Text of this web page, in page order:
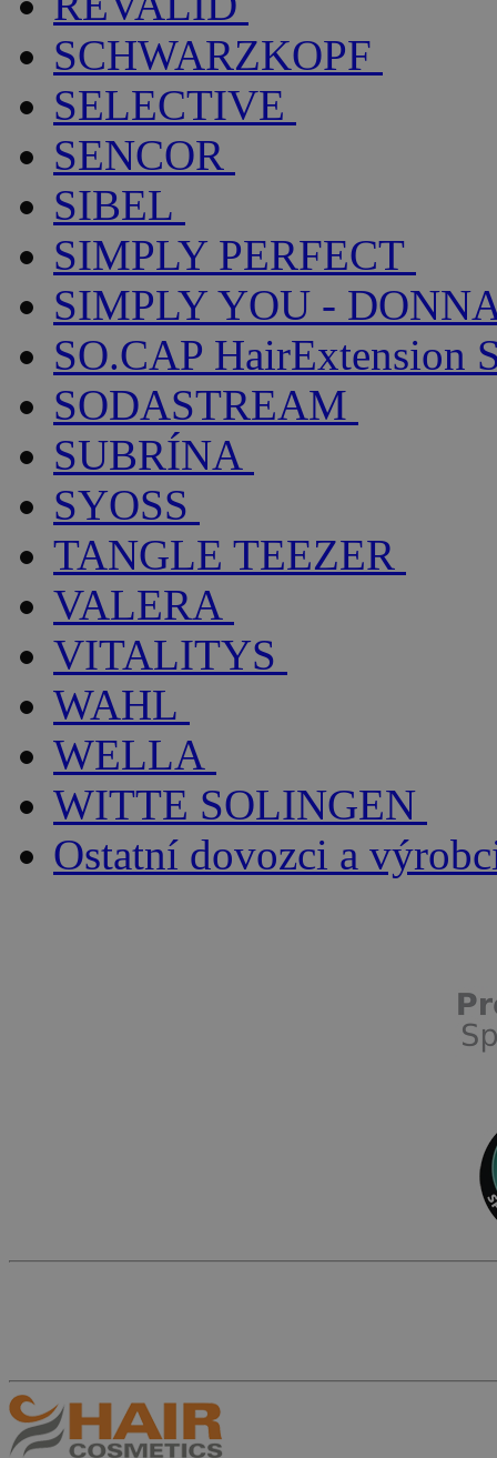
SCHWARZKOPF
SELECTIVE
SENCOR
SIBEL
SIMPLY PERFECT
SIMPLY YOU -
SO.CAP HairExtension
SODASTREAM
SUBRÍNA
SYOSS
TANGLE TEEZER
VALERA
VITALITYS
WAHL
WELLA
WITTE SOLINGEN
Ostatní dovozci a